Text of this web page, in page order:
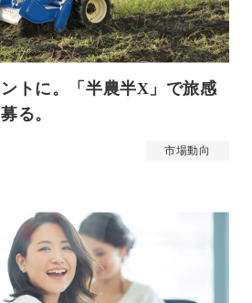
トに。「半農半X」で旅感
る。
市場動向